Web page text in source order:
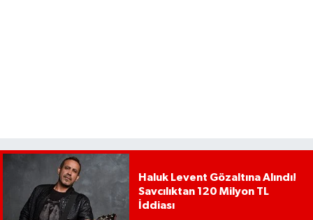
Haluk Levent Gözaltına Alındı!
Savcılıktan 120 Milyon TL
İddiası